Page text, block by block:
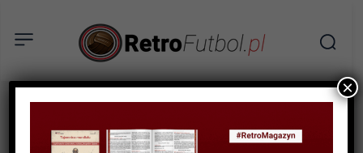
HISTORYCZNE MECZE
×